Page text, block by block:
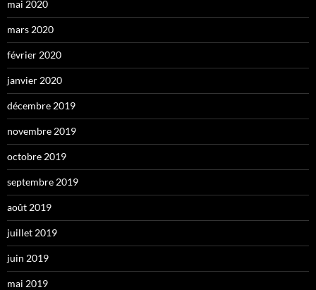
mai 2020
mars 2020
février 2020
janvier 2020
décembre 2019
novembre 2019
octobre 2019
septembre 2019
août 2019
juillet 2019
juin 2019
mai 2019